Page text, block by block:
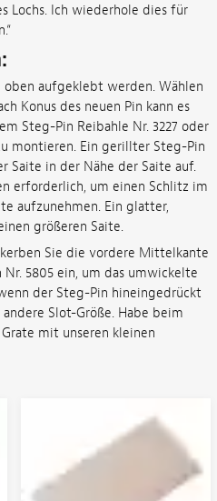
Lochs. Ich wiederhole dies für
aufgeklebt werden. Wählen
Konus des neuen Pin kann es
Steg-Pin Reibahle Nr. 3227 oder
montieren. Ein gerillter Steg-Pin
Saite in der Nähe der Saite auf.
erforderlich, um einen Schlitz im
aufzunehmen. Ein glatter,
größeren Saite.
Sie die vordere Mittelkante
5805 ein, um das umwickelte
der Steg-Pin hineingedrückt
Slot-Größe. Habe beim
mit unseren kleinen